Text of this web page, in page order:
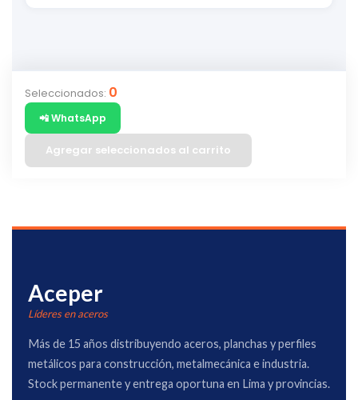
Seleccionados: 0
📲 WhatsApp
Agregar seleccionados al carrito
Aceper
Líderes en aceros
Más de 15 años distribuyendo aceros, planchas y perfiles
metálicos para construcción, metalmecánica e industria.
Stock permanente y entrega oportuna en Lima y provincias.